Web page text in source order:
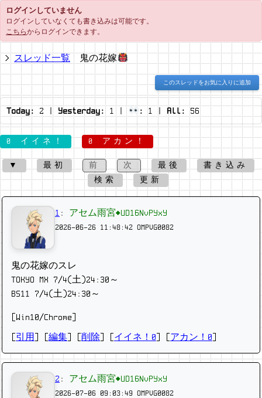
ログインしていません
ログインしていなくても書き込みは可能です。
こちらからログインできます。
スレッド一覧 鬼の花嫁
このスレッドをお気に入りに追加
Today: 2 | Yesterday:1 | : 1 | All: 56
0 イイネ！ 0 アカン！
▼ 最初 前 次 最後
書き込み
検索
更新
1 : アセム雨宮◆UD16NvPYxY
2026-06-26 11:48:42 OMPVG0082
鬼の花嫁のスレ
TOKYO MX 7/4(土)24:30～
BS11 7/4(土)24:30～
[Win10/Chrome]
引用 編集 削除 イイネ！0 アカン！0
2 : アセム雨宮◆UD16NvPYxY
2026-07-06 09:03:49 OMPVG0082